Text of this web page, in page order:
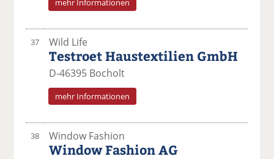
mehr Informationen
37 Wild Life
Testroet Haustextilien GmbH
D-46395 Bocholt
mehr Informationen
38 Window Fashion
Window Fashion AG